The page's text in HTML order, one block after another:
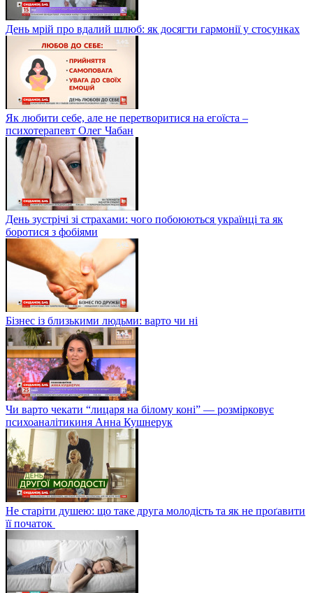
День мрій про вдалий шлюб: як досягти гармонії у стосунках
Як любити себе, але не перетворитися на егоїста –
психотерапевт Олег Чабан
День зустрічі зі страхами: чого побоюються українці та як
боротися з фобіями
Бізнес із близькими людьми: варто чи ні
Чи варто чекати “лицаря на білому коні” — розмірковує
психоаналітикиня Анна Кушнерук
Не старіти душею: що таке друга молодість та як не проґавити
її початок